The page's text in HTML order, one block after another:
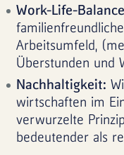
Work-Life-
Arbeitsumfeld,
Überstunden und
Nachhaltigkeit:
wirtschaften im
verwurzelte
bedeutender als